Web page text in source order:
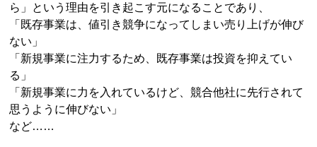
ら」という理由を引き起こす元になることであり、
「既存事業は、値引き競争になってしまい売り上げが伸び
ない」
「新規事業に注力するため、既存事業は投資を抑えてい
る」
「新規事業に力を入れているけど、競合他社に先行されて
思うように伸びない」
など……